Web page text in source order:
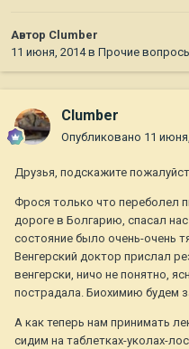
Автор Clumber
11 июня, 2014в Прочие
Clumber
Опубликовано 11
Друзья, подскажите
Фрося только что переболел
дороге в Болгарию, спасал
состояние было очень-очень
Венгерский доктор прислал
венгерски, ничо не понятно,
пострадала. Биохимию будем
А как теперь нам принимать
сидим на таблетках-уколах-